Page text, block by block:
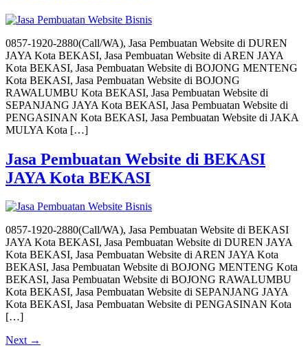
0857-1920-2880(Call/WA), Jasa Pembuatan Website di DUREN
JAYA Kota BEKASI, Jasa Pembuatan Website di AREN JAYA
Kota BEKASI, Jasa Pembuatan Website di BOJONG MENTENG
Kota BEKASI, Jasa Pembuatan Website di BOJONG
RAWALUMBU Kota BEKASI, Jasa Pembuatan Website di
SEPANJANG JAYA Kota BEKASI, Jasa Pembuatan Website di
PENGASINAN Kota BEKASI, Jasa Pembuatan Website di JAKA
MULYA Kota […]
Jasa Pembuatan Website di BEKASI
JAYA Kota BEKASI
0857-1920-2880(Call/WA), Jasa Pembuatan Website di BEKASI
JAYA Kota BEKASI, Jasa Pembuatan Website di DUREN JAYA
Kota BEKASI, Jasa Pembuatan Website di AREN JAYA Kota
BEKASI, Jasa Pembuatan Website di BOJONG MENTENG Kota
BEKASI, Jasa Pembuatan Website di BOJONG RAWALUMBU
Kota BEKASI, Jasa Pembuatan Website di SEPANJANG JAYA
Kota BEKASI, Jasa Pembuatan Website di PENGASINAN Kota
[…]
Next →